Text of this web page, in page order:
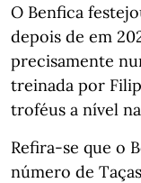
O Benfica
depois de em
precisamente
treinada por
troféus a nível
Refira-se que o
número de